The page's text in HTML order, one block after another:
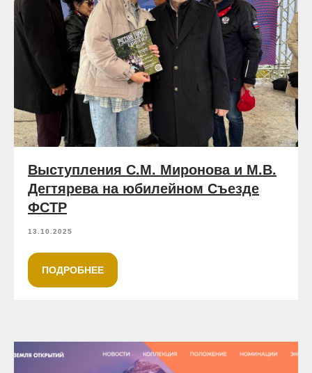
Выступления С.М. Миронова и М.В.
Дегтярева на юбилейном Съезде
ФСТР
13.10.2025
ПОДРОБНЕЕ